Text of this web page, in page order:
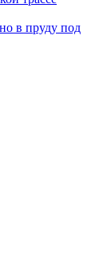
в пруду под